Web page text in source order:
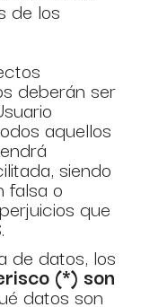
de los
deberán ser
aquellos
siendo
falsa o
que
de datos, los
(*) son
datos son